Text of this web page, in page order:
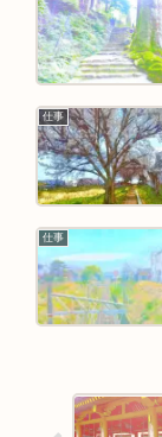
仕事
仕事